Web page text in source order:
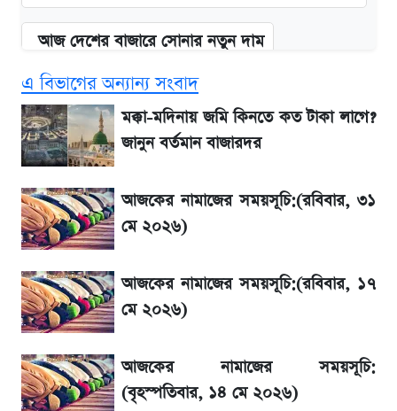
আজ দেশের বাজারে সোনার নতুন দাম
'এমবাপ্পে বাংলাদেশে'—বড় ঘোষণার পর যা জানাল
সরকার
BCB compliance report উঠে এলো
গুরুত্বপূর্ণ সুপারিশ
নবম পে-স্কেল নিয়ে চূড়ান্ত প্রস্তুতি, অপেক্ষা মন্ত্রিসভার
অনুমোদনের
আগামী ৪ দিনের আবহাওয়া নিয়ে বড় সতর্কবার্তা
IMEI নম্বর চেক করার সহজ উপায়; Android ও
iPhone-এ IMEI দেখবেন যেভাবে
এ বিভাগের অন্যান্য সংবাদ
মক্কা-মদিনায় জমি কিনতে কত টাকা লাগে?
জানুন বর্তমান বাজারদর
আজকের নামাজের সময়সূচি:(রবিবার, ৩১
মে ২০২৬)
আজকের নামাজের সময়সূচি:(রবিবার, ১৭
মে ২০২৬)
আজকের নামাজের সময়সূচি:
(বৃহস্পতিবার, ১৪ মে ২০২৬)